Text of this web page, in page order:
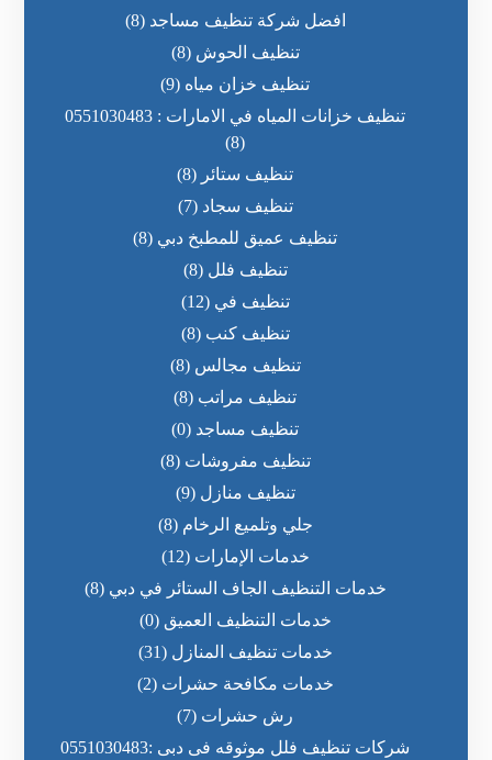
افضل شركة تنظيف مساجد (8)
تنظيف الحوش (8)
تنظيف خزان مياه (9)
تنظيف خزانات المياه في الامارات : 0551030483
(8)
تنظيف ستائر (8)
تنظيف سجاد (7)
تنظيف عميق للمطبخ دبي (8)
تنظيف فلل (8)
تنظيف في (12)
تنظيف كنب (8)
تنظيف مجالس (8)
تنظيف مراتب (8)
تنظيف مساجد (0)
تنظيف مفروشات (8)
تنظيف منازل (9)
جلي وتلميع الرخام (8)
خدمات الإمارات (12)
خدمات التنظيف الجاف الستائر في دبي (8)
خدمات التنظيف العميق (0)
خدمات تنظيف المنازل (31)
خدمات مكافحة حشرات (2)
رش حشرات (7)
شركات تنظيف فلل موثوقه فى دبى :0551030483